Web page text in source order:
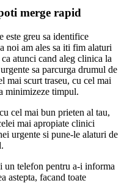
merge rapid
este greu sa identifice
noi am ales sa iti fim alaturi
atunci cand aleg clinica la
sa parcurga drumul de
mai scurt traseu, cu cel mai
minimizeze timpul.
cel mai bun prieten al tau,
mai apropiate clinici
urgente si pune-le alaturi de
un telefon pentru a-i informa
astepta, facand toate